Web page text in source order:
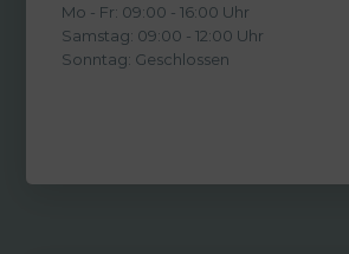
Mo - Fr: 09:00 - 16:00 Uhr
Samstag: 09:00 - 12:00 Uhr
Sonntag: Geschlossen